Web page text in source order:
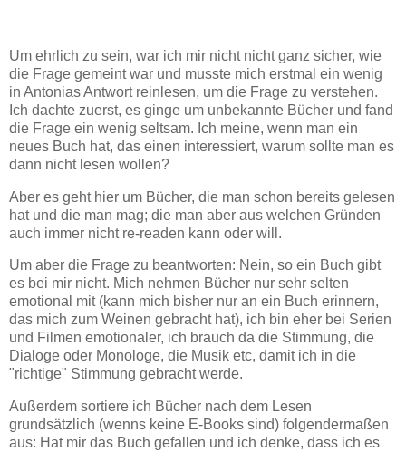
Um ehrlich zu sein, war ich mir nicht nicht ganz sicher, wie
die Frage gemeint war und musste mich erstmal ein wenig
in Antonias Antwort reinlesen, um die Frage zu verstehen.
Ich dachte zuerst, es ginge um unbekannte Bücher und fand
die Frage ein wenig seltsam. Ich meine, wenn man ein
neues Buch hat, das einen interessiert, warum sollte man es
dann nicht lesen wollen?
Aber es geht hier um Bücher, die man schon bereits gelesen
hat und die man mag; die man aber aus welchen Gründen
auch immer nicht re-readen kann oder will.
Um aber die Frage zu beantworten: Nein, so ein Buch gibt
es bei mir nicht. Mich nehmen Bücher nur sehr selten
emotional mit (kann mich bisher nur an ein Buch erinnern,
das mich zum Weinen gebracht hat), ich bin eher bei Serien
und Filmen emotionaler, ich brauch da die Stimmung, die
Dialoge oder Monologe, die Musik etc, damit ich in die
"richtige" Stimmung gebracht werde.
Außerdem sortiere ich Bücher nach dem Lesen
grundsätzlich (wenns keine E-Books sind) folgendermaßen
aus: Hat mir das Buch gefallen und ich denke, dass ich es